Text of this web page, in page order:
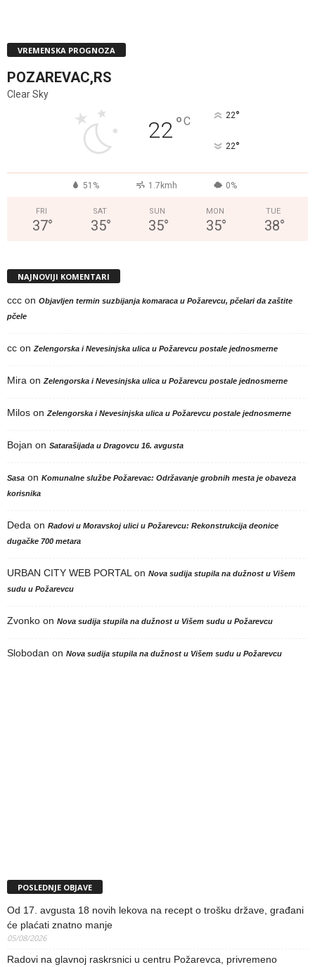
VREMENSKA PROGNOZA
POZAREVAC,RS
Clear Sky
22°C 22°
22°
51% 1.7kmh 0%
FRI
37°
SAT
35°
SUN
35°
MON
35°
TUE
38°
NAJNOVIJI KOMENTARI
ccc on Objavljen termin suzbijanja komaraca u Požarevcu, pčelari da zaštite
pčele
cc on Zelengorska i Nevesinjska ulica u Požarevcu postale jednosmerne
Mira on Zelengorska i Nevesinjska ulica u Požarevcu postale jednosmerne
Milos on Zelengorska i Nevesinjska ulica u Požarevcu postale jednosmerne
Bojan on Satarašijada u Dragovcu 16. avgusta
Sasa on Komunalne službe Požarevac: Održavanje grobnih mesta je obaveza
korisnika
Deda on Radovi u Moravskoj ulici u Požarevcu: Rekonstrukcija deonice
dugačke 700 metara
URBAN CITY WEB PORTAL on Nova sudija stupila na dužnost u Višem
sudu u Požarevcu
Zvonko on Nova sudija stupila na dužnost u Višem sudu u Požarevcu
Slobodan on Nova sudija stupila na dužnost u Višem sudu u Požarevcu
POSLEDNJE OBJAVE
Od 17. avgusta 18 novih lekova na recept o trošku države, građani
će plaćati znatno manje
05/08/2026
Radovi na glavnoj raskrsnici u centru Požarevca, privremeno